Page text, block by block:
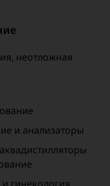
неотложная
и анализаторы